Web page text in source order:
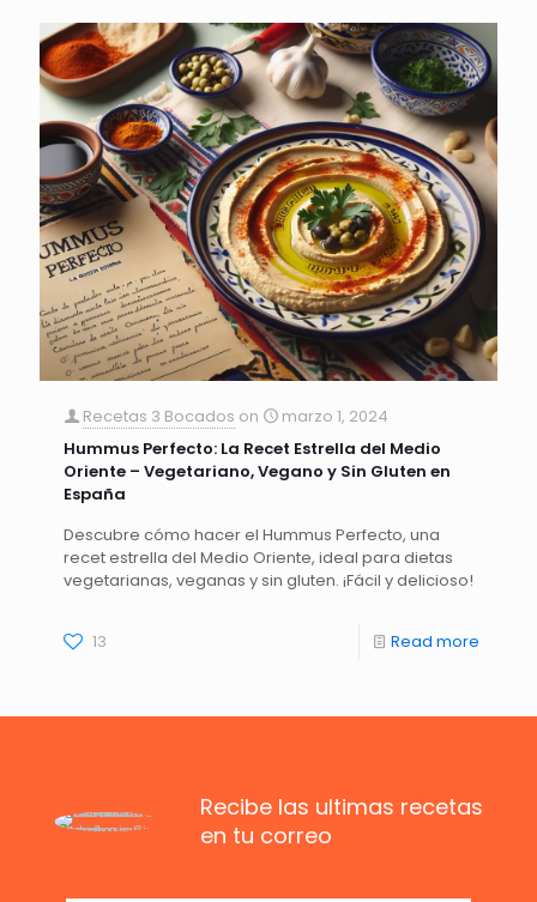
Recetas 3 Bocados on
marzo 1, 2024
Hummus Perfecto: La Recet Estrella del Medio
Oriente – Vegetariano, Vegano y Sin Gluten en
España
Descubre cómo hacer el Hummus Perfecto, una
recet estrella del Medio Oriente, ideal para dietas
vegetarianas, veganas y sin gluten. ¡Fácil y delicioso!
13 Read more
Recibe las ultimas recetas
en tu correo